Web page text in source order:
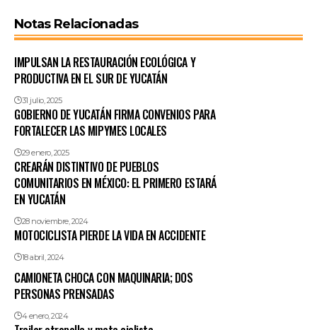
Notas Relacionadas
IMPULSAN LA RESTAURACIÓN ECOLÓGICA Y
PRODUCTIVA EN EL SUR DE YUCATÁN
31 julio, 2025
GOBIERNO DE YUCATÁN FIRMA CONVENIOS PARA
FORTALECER LAS MIPYMES LOCALES
29 enero, 2025
CREARÁN DISTINTIVO DE PUEBLOS
COMUNITARIOS EN MÉXICO: EL PRIMERO ESTARÁ
EN YUCATÁN
28 noviembre, 2024
MOTOCICLISTA PIERDE LA VIDA EN ACCIDENTE
18 abril, 2024
CAMIONETA CHOCA CON MAQUINARIA; DOS
PERSONAS PRENSADAS
4 enero, 2024